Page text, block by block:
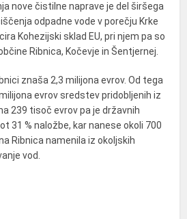
nove čistilne naprave je del širšega
odpadne vode v porečju Krke
Kohezijski sklad EU, pri njem pa so
Ribnica, Kočevje in Šentjernej.
znaša 2,3 milijona evrov. Od tega
evrov sredstev pridobljenih iz
239 tisoč evrov pa je državnih
31 % naložbe, kar nanese okoli 700
Ribnica namenila iz okoljskih
vod.